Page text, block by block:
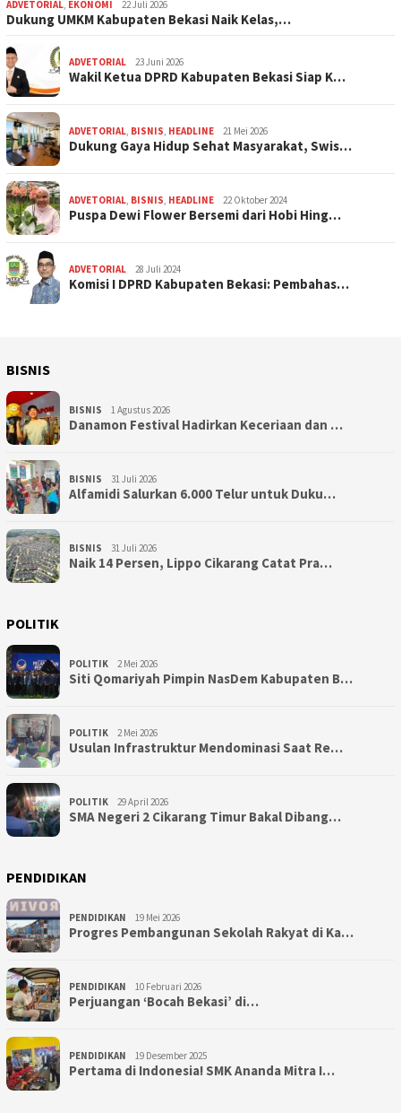
ADVETORIAL, EKONOMI 22 Juli 2026
Dukung UMKM Kabupaten Bekasi Naik Kelas,…
ADVETORIAL 23 Juni 2026
Wakil Ketua DPRD Kabupaten Bekasi Siap K…
ADVETORIAL, BISNIS, HEADLINE 21 Mei 2026
Dukung Gaya Hidup Sehat Masyarakat, Swis…
ADVETORIAL, BISNIS, HEADLINE 22 Oktober 2024
Puspa Dewi Flower Bersemi dari Hobi Hing…
ADVETORIAL 28 Juli 2024
Komisi I DPRD Kabupaten Bekasi: Pembahas…
BISNIS
BISNIS 1 Agustus 2026
Danamon Festival Hadirkan Keceriaan dan …
BISNIS 31 Juli 2026
Alfamidi Salurkan 6.000 Telur untuk Duku…
BISNIS 31 Juli 2026
Naik 14 Persen, Lippo Cikarang Catat Pra…
POLITIK
POLITIK 2 Mei 2026
Siti Qomariyah Pimpin NasDem Kabupaten B…
POLITIK 2 Mei 2026
Usulan Infrastruktur Mendominasi Saat Re…
POLITIK 29 April 2026
SMA Negeri 2 Cikarang Timur Bakal Dibang…
PENDIDIKAN
PENDIDIKAN 19 Mei 2026
Progres Pembangunan Sekolah Rakyat di Ka…
PENDIDIKAN 10 Februari 2026
Perjuangan ‘Bocah Bekasi’ di…
PENDIDIKAN 19 Desember 2025
Pertama di Indonesia! SMK Ananda Mitra I…